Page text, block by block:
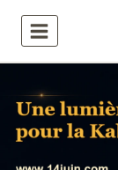
contenu